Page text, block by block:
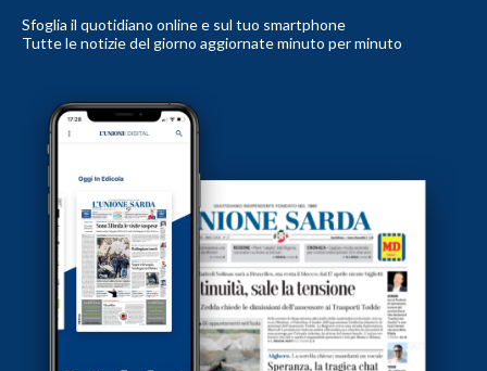
Sfoglia il quotidiano online e sul tuo smartphone
Tutte le notizie del giorno aggiornate minuto per minuto